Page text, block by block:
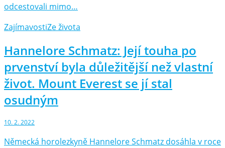
odcestovali mimo…
ZajímavostiZe života
Hannelore Schmatz: Její touha po
prvenství byla důležitější než vlastní
život. Mount Everest se jí stal
osudným
10. 2. 2022
Německá horolezkyně Hannelore Schmatz dosáhla v roce